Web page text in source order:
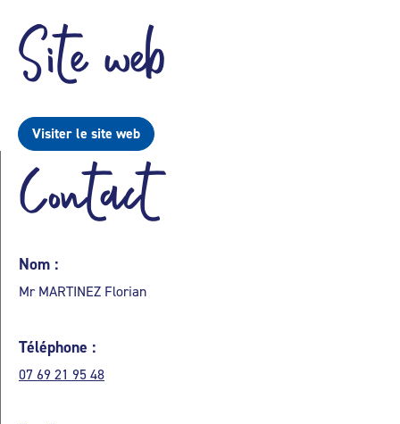
Site web
Visiter le site web
Contact
Nom :
Mr MARTINEZ Florian
Téléphone :
07 69 21 95 48